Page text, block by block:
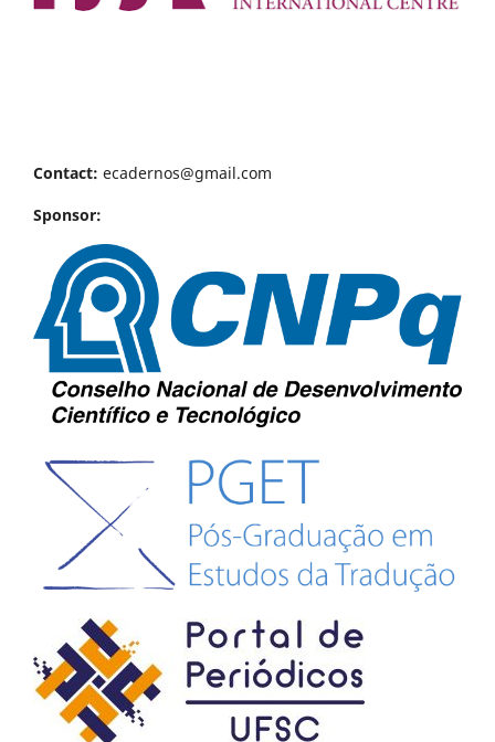
Contact: ecadernos@gmail.com
Sponsor: